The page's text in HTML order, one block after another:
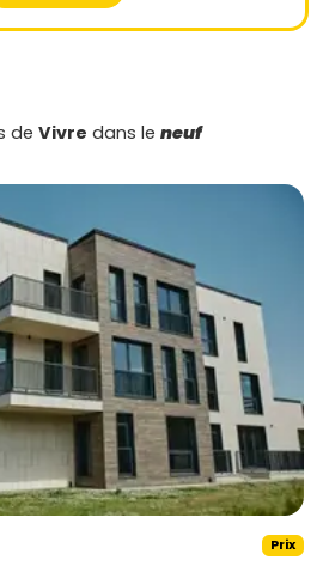
de Vivre dans le neuf
Prix